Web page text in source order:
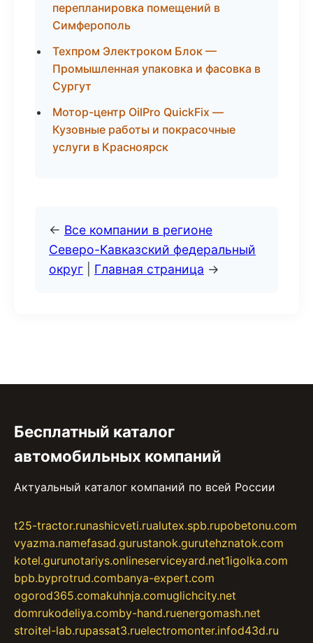
перепланировка помещений в
Симферополь
Техпром Электроком Блок —
Промышленная упаковка и фасовка в
Сургут
Мотор-центр OilPro QuickFix —
Кузовные работы и покрасочные
услуги в Красноярск
← Все компании в регионе
Северо-Кавказский федеральный
округ
Главная страница →
Бесплатный каталог
автомобильных компаний
Актуальный каталог компаний по всей России
t25-tractor.runashicveti.rualutex.spb.rupobetonu.com
vyazma.namefasad.gurustanok.gurutehznatok.com
kotel.gurunotariys.onlineserviceyard.net1igolka.com
bpb.byprotrud.combanya-expert.com
ogorod365.comakuhnja.comuglichcity.net
domrukodeliya.comby-hand.ruenergomash.net
stroitel-lab.rupassat3.ruelectromonter.infod43d.ru